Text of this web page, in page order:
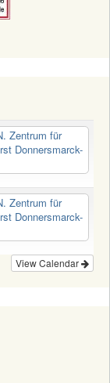
Zentrum für
Donnersmarck-
Zentrum für
Donnersmarck-
View Calendar